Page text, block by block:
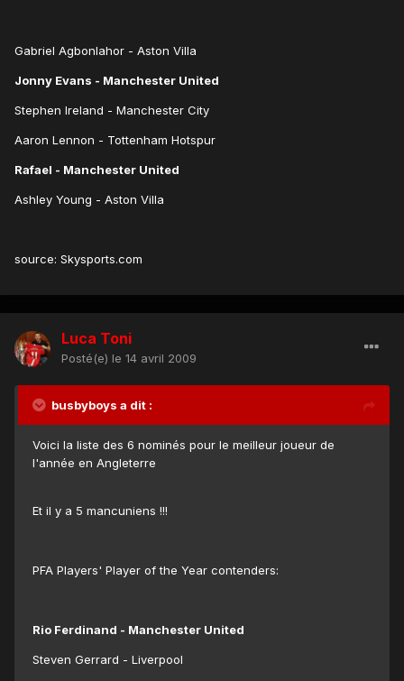
Gabriel Agbonlahor - Aston Villa
Jonny Evans - Manchester United
Stephen Ireland - Manchester City
Aaron Lennon - Tottenham Hotspur
Rafael - Manchester United
Ashley Young - Aston Villa
source: Skysports.com
Luca Toni
Posté(e) le 14 avril 2009
busbyboys a dit :
Voici la liste des 6 nominés pour le meilleur joueur de
l'année en Angleterre
Et il y a 5 mancuniens !!!
PFA Players' Player of the Year contenders:
Rio Ferdinand - Manchester United
Steven Gerrard - Liverpool